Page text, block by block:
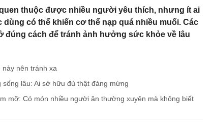
thuộc được nhiều người yêu thích, nhưng ít ai
có thể khiến cơ thể nạp quá nhiều muối. Các
đúng cách để tránh ảnh hưởng sức khỏe về lâu
nên tránh xa
sống lâu: Ai sở hữu đủ thật đáng mừng
mỡ: Có món nhiều người ăn thường xuyên mà không biết